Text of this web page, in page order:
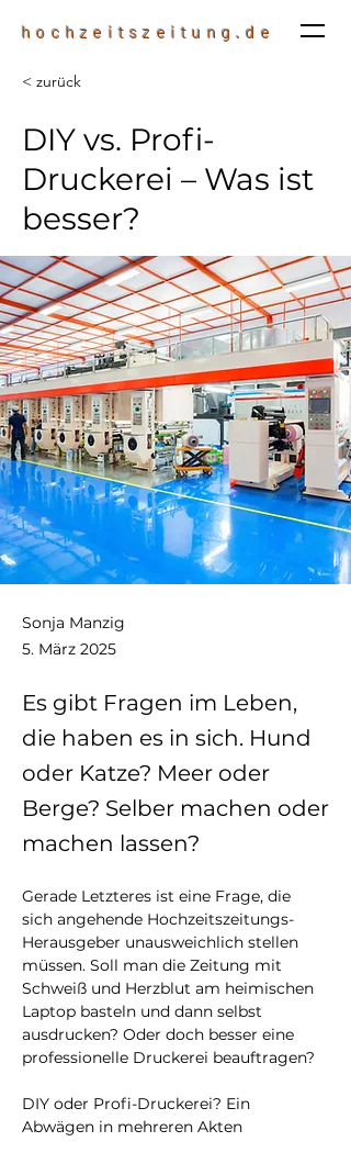
hochzeitszeitung.de
< zurück
DIY vs. Profi-
Druckerei – Was ist
besser?
Sonja Manzig
5. März 2025
Es gibt Fragen im Leben,
die haben es in sich. Hund
oder Katze? Meer oder
Berge? Selber machen oder
machen lassen?
Gerade Letzteres ist eine Frage, die
sich angehende Hochzeitszeitungs-
Herausgeber unausweichlich stellen
müssen. Soll man die Zeitung mit
Schweiß und Herzblut am heimischen
Laptop basteln und dann selbst
ausdrucken? Oder doch besser eine
professionelle Druckerei beauftragen?
DIY oder Profi-Druckerei? Ein
Abwägen in mehreren Akten